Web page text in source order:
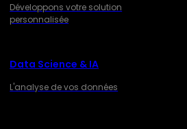
Développons votre solution
personnalisée
Data Science & IA
L'analyse de vos données